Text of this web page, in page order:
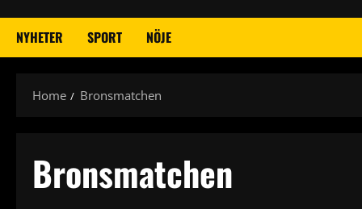
NYHETER SPORT NÖJE
Home Bronsmatchen
Bronsmatchen